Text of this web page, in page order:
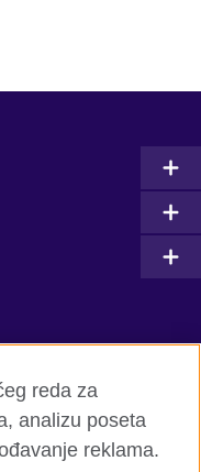
Flickr
reda za
analizu poseta
reklama.